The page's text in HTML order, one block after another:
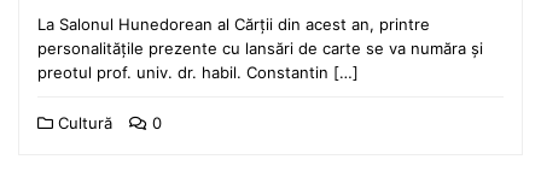
La Salonul Hunedorean al Cărții din acest an, printre
personalitățile prezente cu lansări de carte se va număra și
preotul prof. univ. dr. habil. Constantin […]
Cultură 0